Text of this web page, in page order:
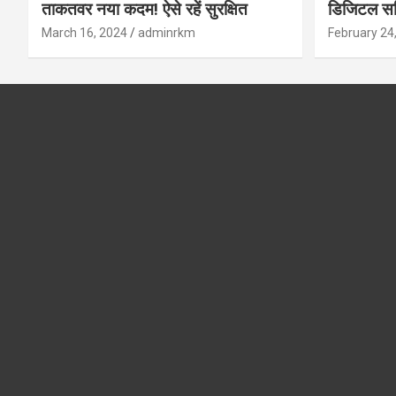
ताकतवर नया कदम! ऐसे रहें सुरक्षित
March 16, 2024 adminrkm
डिजिटल
सुरक्षा और
February